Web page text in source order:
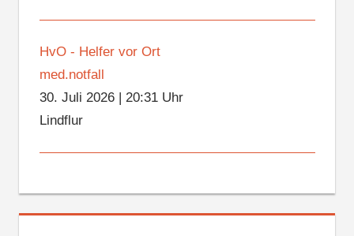
HvO - Helfer vor Ort
med.notfall
30. Juli 2026| 20:31 Uhr
Lindflur